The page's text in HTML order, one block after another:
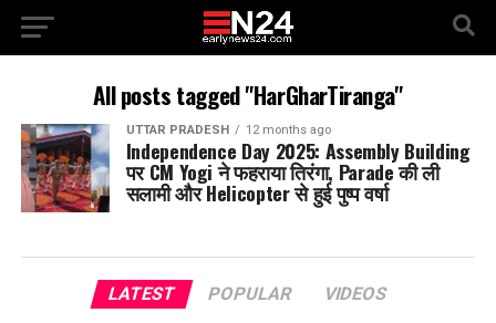
All posts tagged "HarGharTiranga"
UTTAR PRADESH 12 months ago
Independence Day 2025: Assembly Building
पर CM Yogi ने फहराया तिरंगा, Parade की ली
सलामी और Helicopter से हुई पुष्प वर्षा
LATEST POPULAR VIDEOS